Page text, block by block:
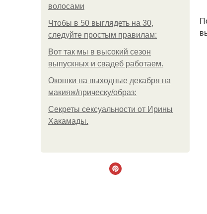
волосами
Чтобы в 50 выглядеть на 30,
следуйте простым правилам:
Вот так мы в высокий сезон
выпускных и свадеб работаем.
Окошки на выходные декабря на
макияж/прическу/образ:
Секреты сексуальности от Ирины
Хакамады.